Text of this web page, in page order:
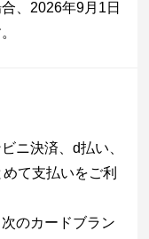
、2026年9月1日
ニ決済、d払い、
て支払いをご利
のカードブラン